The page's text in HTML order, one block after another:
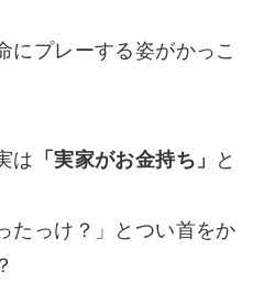
にプレーする姿がかっこ
は 「実家がお金持ち」
と
たっけ？」とつい首をか